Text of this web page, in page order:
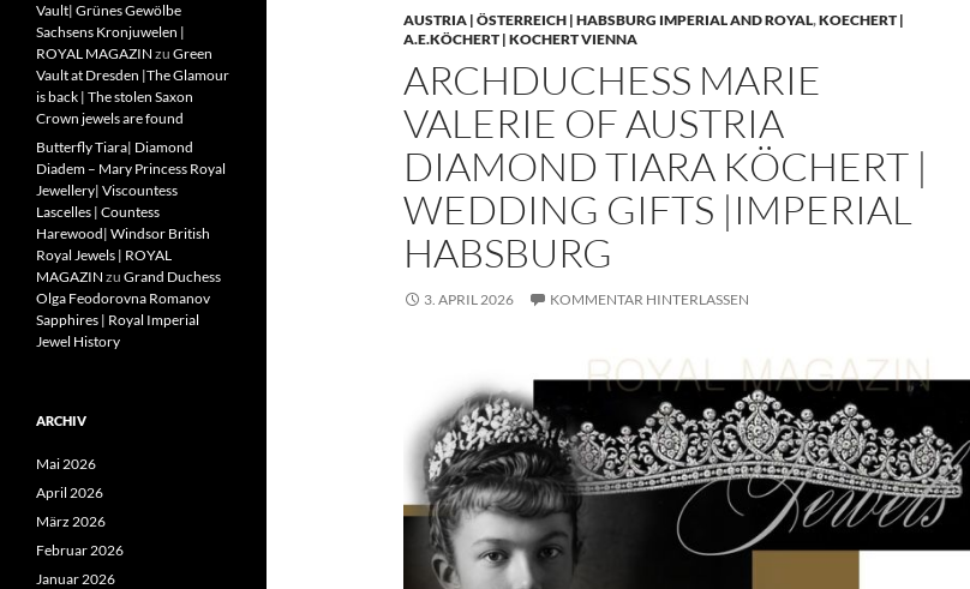
AUSTRIA | ÖSTERREICH | HABSBURG IMPERIAL AND ROYAL,KOECHERT |
A.E.KÖCHERT | KOCHERT VIENNA
ARCHDUCHESS MARIE
VALERIE OF AUSTRIA
DIAMOND TIARA KÖCHERT |
WEDDING GIFTS |IMPERIAL
HABSBURG
3. APRIL 2026 KOMMENTAR HINTERLASSEN
Vault| Grünes Gewölbe
Sachsens Kronjuwelen |
ROYAL MAGAZIN zu Green
Vault at Dresden |The Glamour
is back | The stolen Saxon
Crown jewels are found
Butterfly Tiara| Diamond
Diadem – Mary Princess Royal
Jewellery| Viscountess
Lascelles | Countess
Harewood| Windsor British
Royal Jewels | ROYAL
MAGAZIN zu Grand Duchess
Olga Feodorovna Romanov
Sapphires | Royal Imperial
Jewel History
ARCHIV
Mai 2026
April 2026
März 2026
Februar 2026
Januar 2026